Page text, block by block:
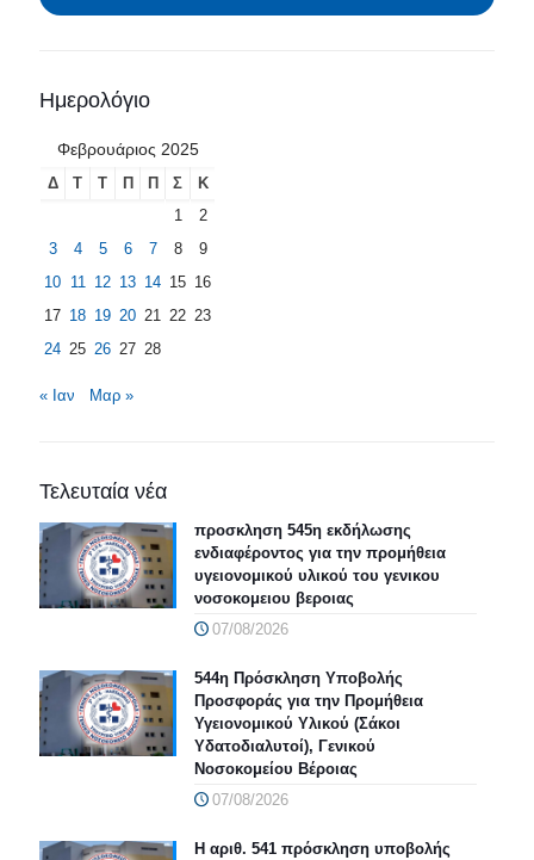
Ημερολόγιο
Φεβρουάριος 2025
Δ Τ Τ Π Π Σ
Κ
1
2
3
4 5 6 7 8
9
10 11 12 13 14 15 16
17 18 19 20 21 22 23
24 25 26 27 28
« Ιαν Μαρ »
Τελευταία νέα
προσκληση 545η εκδήλωσης
ενδιαφέροντος για την προμήθεια
υγειονομικού υλικού του γενικου
νοσοκομειου βεροιας
07/08/2026
544η Πρόσκληση Υποβολής
Προσφοράς για την Προμήθεια
Υγειονομικού Υλικού (Σάκοι
Υδατοδιαλυτοί), Γενικού
Νοσοκομείου Βέροιας
07/08/2026
Η αριθ. 541 πρόσκληση υποβολής